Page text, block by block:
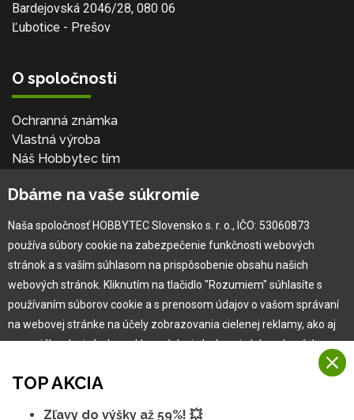
Bardejovská 2046/28, 080 06
Ľubotice - Prešov
O spoločnosti
Ochranná známka
Vlastná výroba
Náš Hobbytec tím
Naša história
Pre zákazníka
Garancia najlepšej ceny
Užívateľský manuál
Reklamácia
TOP AKCIA
Zľavy do výšky až 59%! 💥
Dbáme na vaše súkromie
Naša spoločnosť HOBBYTEC Slovensko s. r. o., IČO: 53060873
používa súbory cookie na zabezpečenie funkčnosti webových
stránok a s vaším súhlasom na prispôsobenie obsahu našich
webových stránok. Kliknutím na tlačidlo "Rozumiem" súhlasíte s
používaním súborov cookie a s prenosom údajov o vašom správaní
na webovej stránke na účely zobrazovania cielenej reklamy, ako aj
na sociálnych sieťach a reklamných sieťach na iných webových
Viac informácií